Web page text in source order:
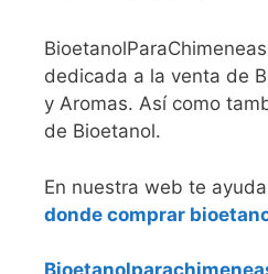
dedicada a la venta de
y Aromas. Así como
de Bioetanol.
En nuestra web te
donde comprar